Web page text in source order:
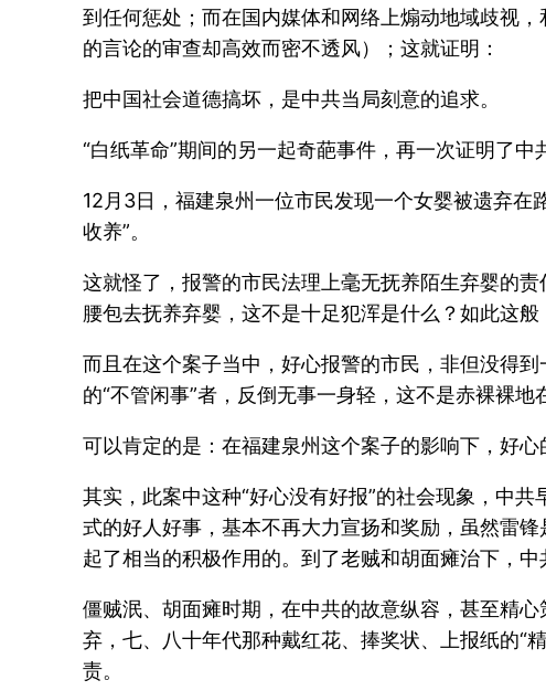
到任何惩处；而在国内媒体和网络上煽动地域歧视
的言论的审查却高效而密不透风）；这就证明：
把中国社会道德搞坏，是中共当局刻意的追求。
“白纸革命”期间的另一起奇葩事件，再一次证明了中
12月3日，福建泉州一位市民发现一个女婴被遗弃在
收养”。
这就怪了，报警的市民法理上毫无抚养陌生弃婴的
腰包去抚养弃婴，这不是十足犯浑是什么？如此这
而且在这个案子当中，好心报警的市民，非但没得
的“不管闲事”者，反倒无事一身轻，这不是赤裸裸地
可以肯定的是：在福建泉州这个案子的影响下，好
其实，此案中这种“好心没有好报”的社会现象，中
式的好人好事，基本不再大力宣扬和奖励，虽然雷
起了相当的积极作用的。到了老贼和胡面瘫治下，
僵贼泯、胡面瘫时期，在中共的故意纵容，甚至精
弃，七、八十年代那种戴红花、捧奖状、上报纸的“
责。